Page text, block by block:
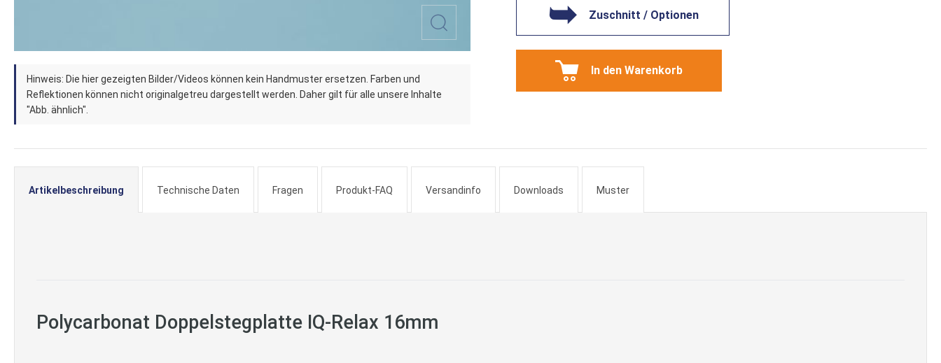
Zum
Anfang
der
Bildergalerie
springen
Hinweis: Die hier gezeigten Bilder/Videos können kein Handmuster ersetzen. Farben und
Reflektionen können nicht originalgetreu dargestellt werden. Daher gilt für alle unsere Inhalte
"Abb. ähnlich".
Zuschnitt / Optionen
In den Warenkorb
Artikelbeschreibung
Polycarbonat Doppelstegplatte IQ-Relax 16mm
Technische Daten Fragen Produkt-FAQ Versandinfo Downloads Muster